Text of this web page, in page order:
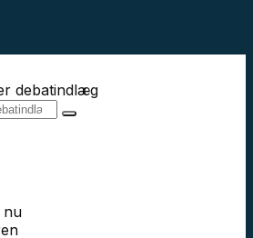
debatindlæg
nu